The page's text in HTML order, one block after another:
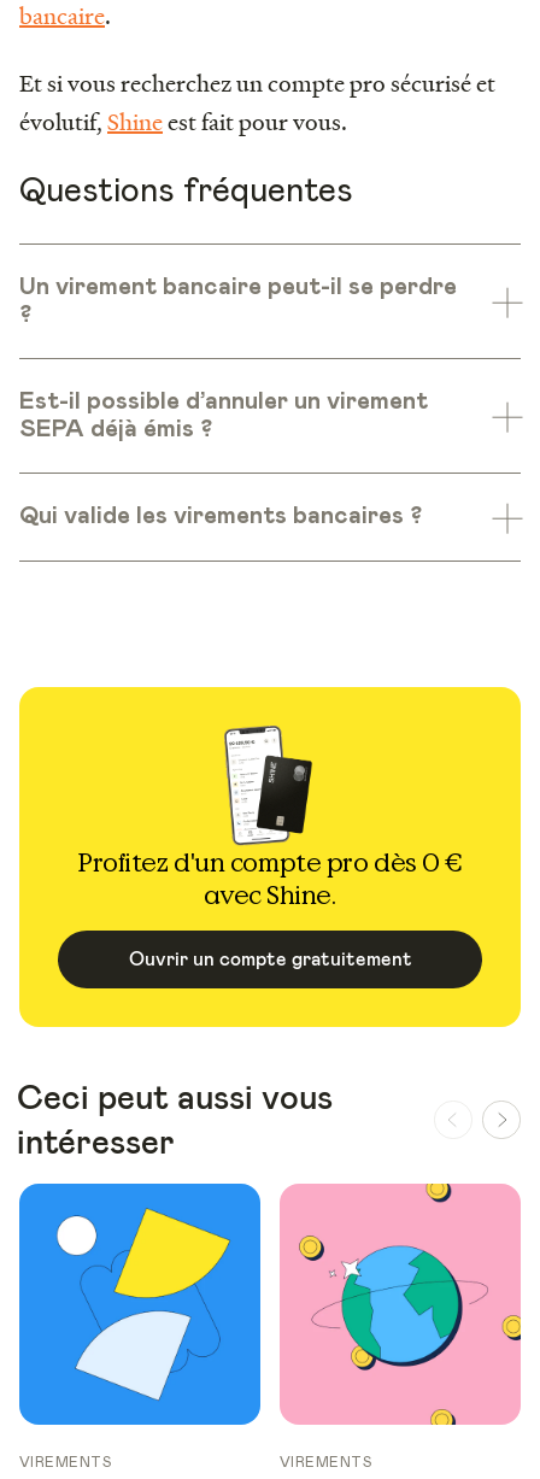
bancaire.
Et si vous recherchez un compte pro sécurisé et
évolutif,Shineest fait pour vous.
Questions fréquentes
Un virement bancaire peut-il se perdre
?
Est-il possible d’annuler un virement
SEPA déjà émis ?
Qui valide les virements bancaires ?
Profitez d'un compte pro dès 0 €
avec Shine.
Ouvrir un compte gratuitement
Ceci peut aussi vous
intéresser
VIREMENTS VIREMENTS